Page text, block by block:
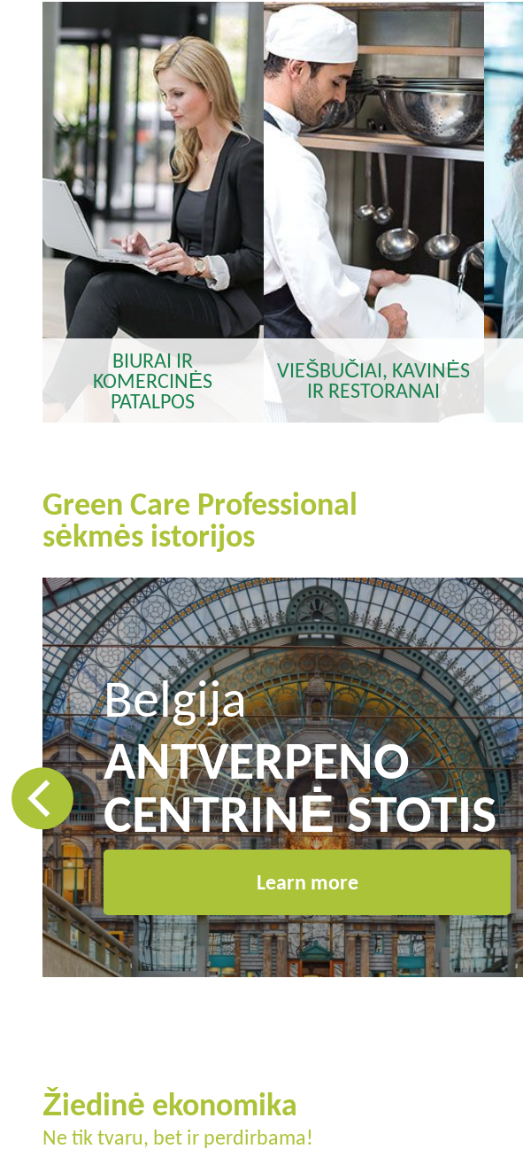
BIURAI IR
KOMERCINĖS
PATALPOS
VIEŠBUČIAI, KAVINĖS
IR RESTORANAI
Green Care Professional
sėkmės istorijos
Belgija
ANTVERPENO
CENTRINĖ STOTIS
Learn more
Žiedinė ekonomika
Ne tik tvaru, bet ir perdirbama!